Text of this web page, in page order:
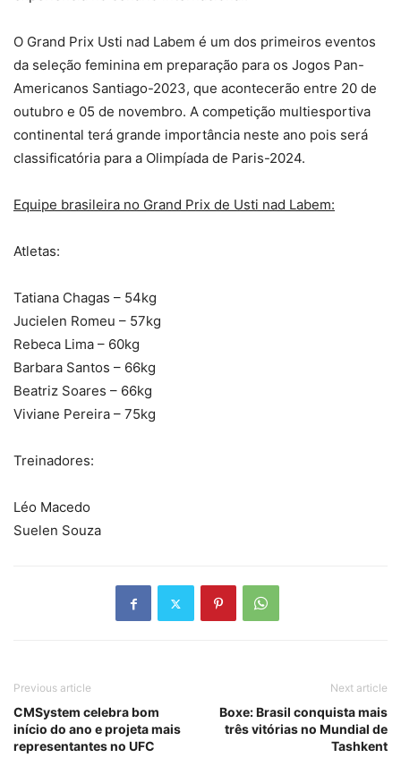
O Grand Prix Usti nad Labem é um dos primeiros eventos
da seleção feminina em preparação para os Jogos Pan-
Americanos Santiago-2023, que acontecerão entre 20 de
outubro e 05 de novembro. A competição multiesportiva
continental terá grande importância neste ano pois será
classificatória para a Olimpíada de Paris-2024.
Equipe brasileira no Grand Prix de Usti nad Labem:
Atletas:
Tatiana Chagas – 54kg
Jucielen Romeu – 57kg
Rebeca Lima – 60kg
Barbara Santos – 66kg
Beatriz Soares – 66kg
Viviane Pereira – 75kg
Treinadores:
Léo Macedo
Suelen Souza
Previous article
CMSystem celebra bom
início do ano e projeta mais
representantes no UFC
Next article
Boxe: Brasil conquista mais
três vitórias no Mundial de
Tashkent